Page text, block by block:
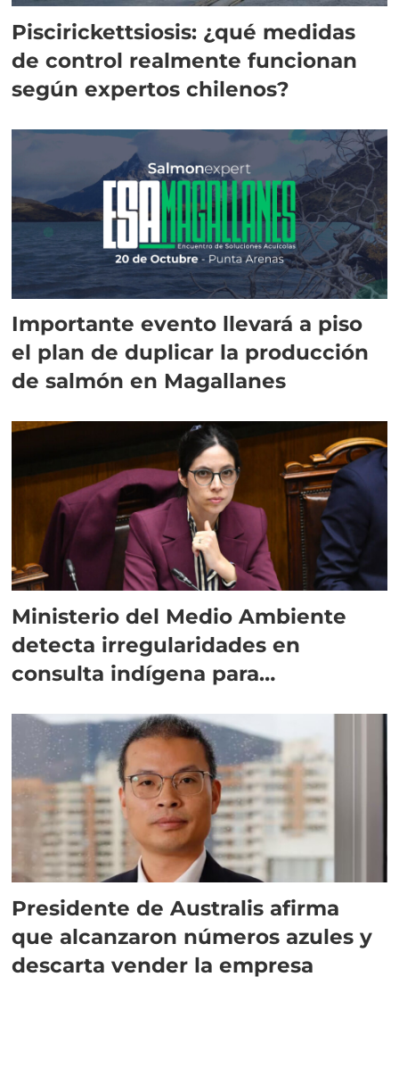
Piscirickettsiosis: ¿qué medidas
de control realmente funcionan
según expertos chilenos?
Importante evento llevará a piso
el plan de duplicar la producción
de salmón en Magallanes
Ministerio del Medio Ambiente
detecta irregularidades en
consulta indígena para
Presidente de Australis afirma
que alcanzaron números azules y
descarta vender la empresa